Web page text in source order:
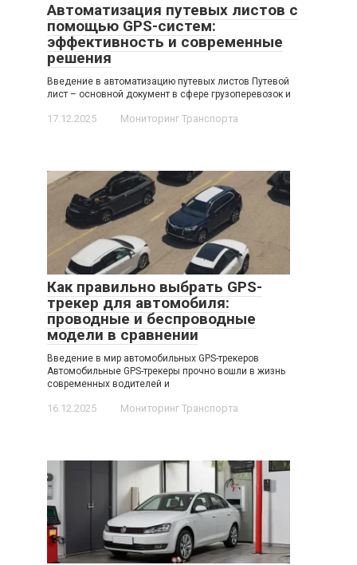
Автоматизация путевых листов с
помощью GPS-систем:
эффективность и современные
решения
Введение в автоматизацию путевых листов Путевой
лист – основной документ в сфере грузоперевозок и
17.12.2025 Мониторинг Транспорта
Как правильно выбрать GPS-
трекер для автомобиля:
проводные и беспроводные
модели в сравнении
Введение в мир автомобильных GPS-трекеров
Автомобильные GPS-трекеры прочно вошли в жизнь
современных водителей и
16.12.2025 Мониторинг Транспорта